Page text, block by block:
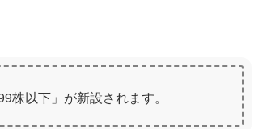
以下」が新設されます。